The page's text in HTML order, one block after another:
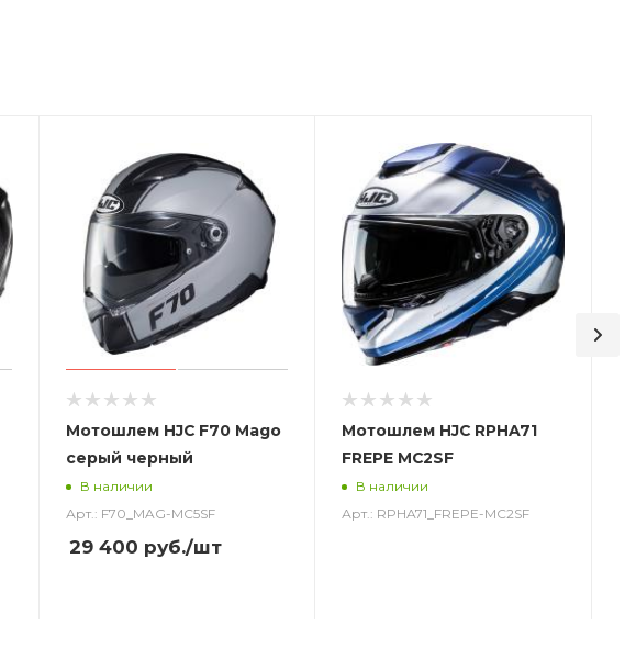
Мотошлем HJC F70 Mago
серый черный
В наличии
Арт.: F70_MAG-MC5SF
29 400 руб./шт
Мотошлем HJC RPHA71
FREPE MC2SF
В наличии
Арт.: RPHA71_FREPE-MC2SF